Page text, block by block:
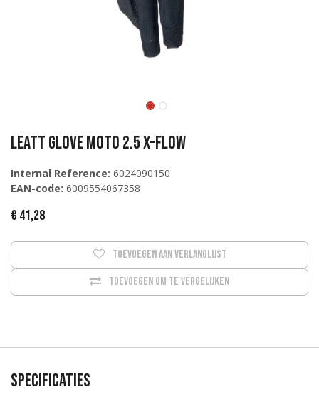
Leatt Glove Moto 2.5 X-Flow
Internal Reference: 6024090150
EAN-code: 6009554067358
€ 41,28
Toevoegen om te vergelijken
Toevoegen aan verlanglijst
Specificaties